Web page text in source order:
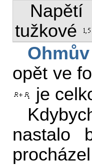
tužkové
opět ve
je
nastalo